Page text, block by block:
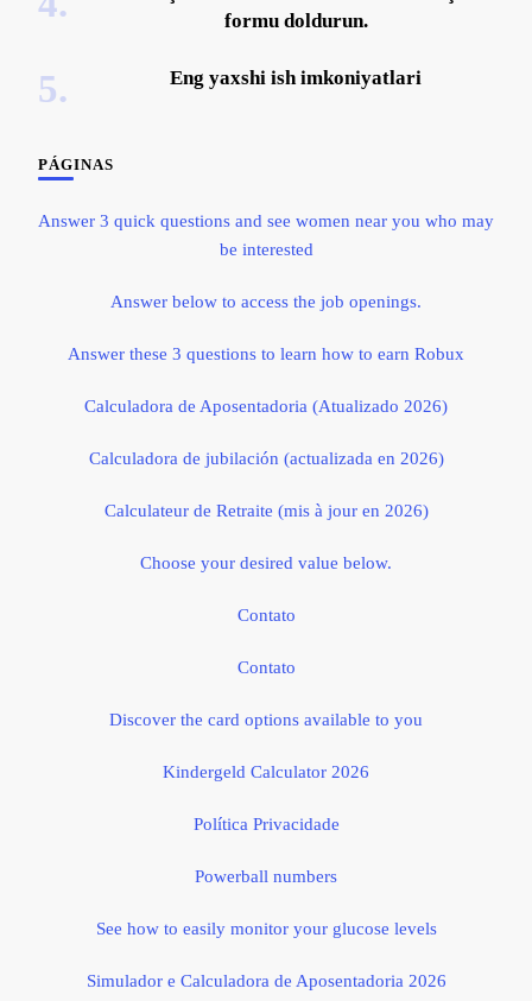
formu doldurun.
Eng yaxshi ish imkoniyatlari
PÁGINAS
Answer 3 quick questions and see women near you who may
be interested
Answer below to access the job openings.
Answer these 3 questions to learn how to earn Robux
Calculadora de Aposentadoria (Atualizado 2026)
Calculadora de jubilación (actualizada en 2026)
Calculateur de Retraite (mis à jour en 2026)
Choose your desired value below.
Contato
Contato
Discover the card options available to you
Kindergeld Calculator 2026
Política Privacidade
Powerball numbers
See how to easily monitor your glucose levels
Simulador e Calculadora de Aposentadoria 2026